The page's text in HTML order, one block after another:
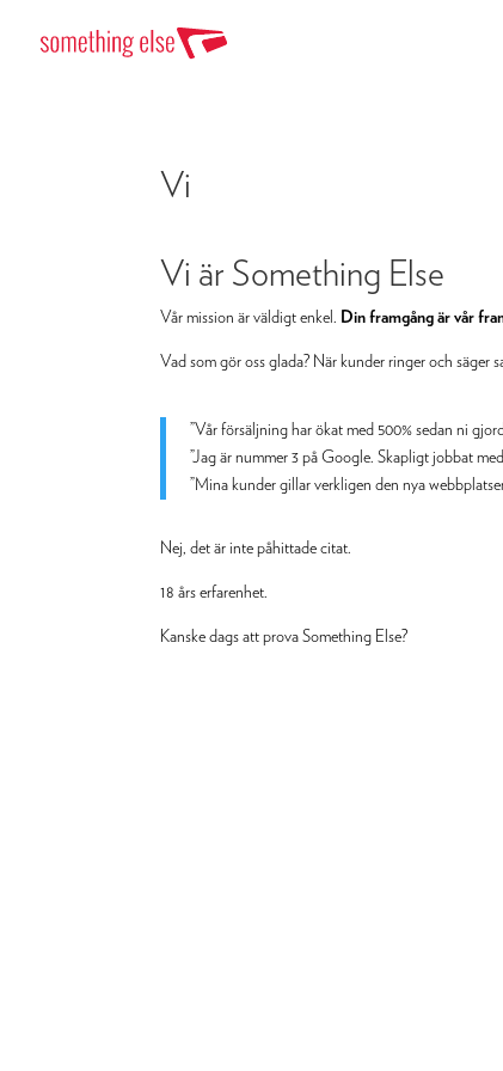
Vi
Vi är Something Else
Vår mission är väldigt enkel. Din framgång är vår
Vad som gör oss glada? När kunder ringer och säger
”Vår försäljning har ökat med 500% sedan ni
”Jag är nummer 3 på Google. Skapligt jobbat
”Mina kunder gillar verkligen den nya
Nej, det är inte påhittade citat.
18 års erfarenhet.
Kanske dags att prova Something Else?